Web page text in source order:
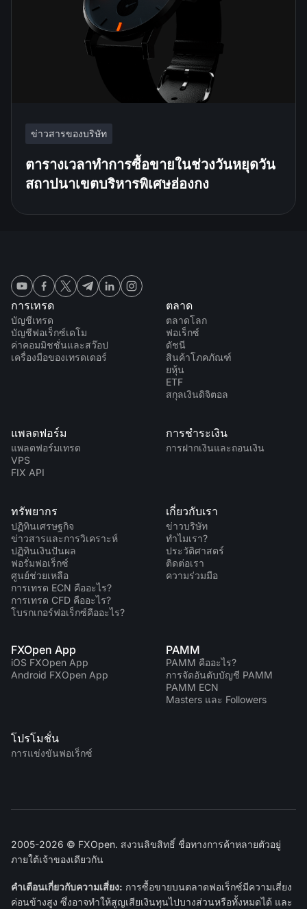
ข่าวสารของบริษัท
ตารางเวลาทำการซื้อขายในช่วงวันหยุดวัน
สถาปนาเขตบริหารพิเศษฮ่องกง
การเทรด
บัญชีเทรด
บัญชีฟอเร็กซ์เดโม
ค่าคอมมิชชั่นและสว๊อป
เครื่องมือของเทรดเดอร์
ตลาด
ตลาดโลก
ฟอเร็กซ์
ดัชนี
สินค้าโภคภัณฑ์
ยหุ้น
ETF
สกุลเงินดิจิตอล
แพลตฟอร์ม
แพลตฟอร์มเทรด
VPS
FIX API
การชำระเงิน
การฝากเงินและถอนเงิน
ทรัพยากร
ปฏิทินเศรษฐกิจ
ข่าวสารและการวิเคราะห์
ปฏิทินเงินปันผล
ฟอรั่มฟอเร็กซ์
ศูนย์ช่วยเหลือ
การเทรด ECN คืออะไร?
การเทรด CFD คืออะไร?
โบรกเกอร์ฟอเร็กซ์คืออะไร?
เกี่ยวกับเรา
ข่าวบริษัท
ทำไมเรา?
ประวัติศาสตร์
ติดต่อเรา
ความร่วมมือ
FXOpen App
iOS FXOpen App
Android FXOpen App
PAMM
PAMM คืออะไร?
การจัดอันดับบัญชี PAMM
PAMM ECN
Masters และ Followers
โปรโมชั่น
การแข่งขันฟอเร็กซ์
2005-2026 © FXOpen. สงวนลิขสิทธิ์ ชื่อทางการค้าหลายตัวอยู่
ภายใต้เจ้าของเดียวกัน
คำเตือนเกี่ยวกับความเสี่ยง: การซื้อขายบนตลาดฟอเร็กซ์มีความเสี่ยง
ค่อนข้างสูง ซึ่งอาจทำให้สูญเสียเงินทุนไปบางส่วนหรือทั้งหมดได้ และ